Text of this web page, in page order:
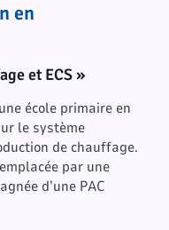
en
et ECS »
école primaire en
le système
de chauffage.
par une
d’une PAC